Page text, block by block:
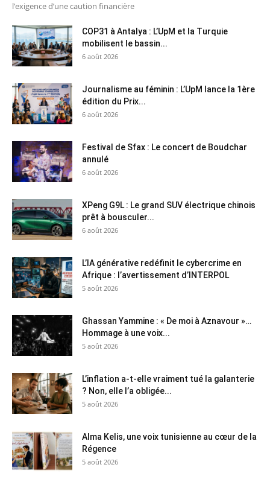
l’exigence d’une caution financière
COP31 à Antalya : L’UpM et la Turquie
mobilisent le bassin...
6 août 2026
Journalisme au féminin : L’UpM lance la 1ère
édition du Prix...
6 août 2026
Festival de Sfax : Le concert de Boudchar
annulé
6 août 2026
XPeng G9L : Le grand SUV électrique chinois
prêt à bousculer...
6 août 2026
L’IA générative redéfinit le cybercrime en
Afrique : l’avertissement d’INTERPOL
5 août 2026
Ghassan Yammine : « De moi à Aznavour »…
Hommage à une voix...
5 août 2026
L’inflation a-t-elle vraiment tué la galanterie
? Non, elle l’a obligée...
5 août 2026
Alma Kelis, une voix tunisienne au cœur de la
Régence
5 août 2026